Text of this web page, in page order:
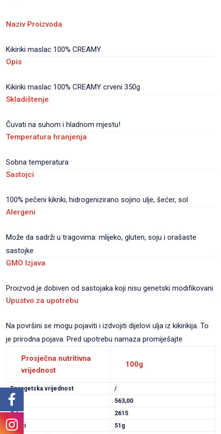
Naziv Proizvoda
Kikiriki maslac 100% CREAMY
Opis
Kikiriki maslac 100% CREAMY crveni 350g
Skladištenje
Čuvati na suhom i hladnom mjestu!
Temperatura hranjenja
Sobna temperatura
Sastojci
100% pečeni kikriki, hidrogenizirano sojino ulje, šećer, sol
Alergeni
Može da sadrži u tragovima: mlijeko, gluten, soju i orašaste
sastojke
GMO Izjava
Proizvod je dobiven od sastojaka koji nisu genetski modifikovani
Upustvo za upotrebu
Na površini se mogu pojaviti i izdvojiti dijelovi ulja iz kikirikija. To
je prirodna pojava. Pred upotrebu namaza promiješajte
Prosječna nutritivna
vrijednost
100g
Energetska vrijednost
/
kcal
563,00
KJ
2615
Masti
51g